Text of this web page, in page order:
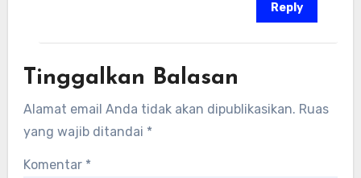
Reply
Tinggalkan Balasan
Alamat email Anda tidak akan dipublikasikan. Ruas
yang wajib ditandai *
Komentar *